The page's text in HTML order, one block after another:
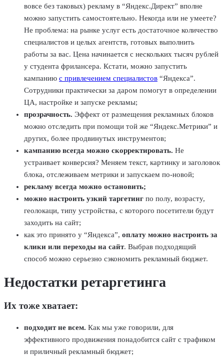
вовсе без таковых) рекламу в “Яндекс.Директ” вполне
можно запустить самостоятельно. Некогда или не умеете?
Не проблема: на рынке услуг есть достаточное количество
специалистов и целых агентств, готовых выполнить
работы за вас. Цена начинается с нескольких тысяч рублей
у студента фрилансера. Кстати, можно запустить
кампанию с привлечением специалистов “Яндекса”.
Сотрудники практически за даром помогут в определении
ЦА, настройке и запуске рекламы;
прозрачность. Эффект от размещения рекламных блоков
можно отследить при помощи той же “Яндекс.Метрики” и
других, более продвинутых инструментов;
кампанию всегда можно скорректировать. Не
устраивает конверсия? Меняем текст, картинку и заголовок
блока, отслеживаем метрики и запускаем по-новой;
рекламу всегда можно остановить;
можно настроить узкий таргетинг по полу, возрасту,
геолокаци, типу устройства, с которого посетители будут
заходить на сайт;
как это принято у “Яндекса”, оплату можно настроить за
клики или переходы на сайт. Выбрав подходящий
способ можно серьезно сэкономить рекламный бюджет.
Недостатки ретаргетинга
Их тоже хватает:
подходит не всем. Как мы уже говорили, для
эффективного продвижения понадобится сайт с трафиком
и приличный рекламный бюджет;